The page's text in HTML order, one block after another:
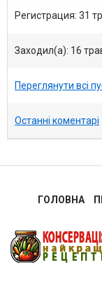
Регистрация: 31
Заходил(а): 16
Переглянути всі
Останні коментарі
ГОЛОВНА